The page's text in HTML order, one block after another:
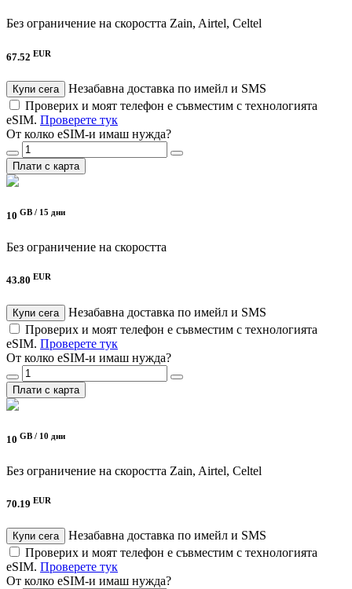
Без ограничение на скоростта Zain, Airtel, Celtel
67.52 EUR
Купи сега
Незабавна доставка по имейл и SMS
Проверих и моят телефон е съвместим с технологията
eSIM. Проверете тук
От колко eSIM-и имаш нужда?
Плати с карта
10 GB / 15 дни
Без ограничение на скоростта
43.80 EUR
Купи сега
Незабавна доставка по имейл и SMS
Проверих и моят телефон е съвместим с технологията
eSIM. Проверете тук
От колко eSIM-и имаш нужда?
Плати с карта
10 GB / 10 дни
Без ограничение на скоростта Zain, Airtel, Celtel
70.19 EUR
Купи сега
Незабавна доставка по имейл и SMS
Проверих и моят телефон е съвместим с технологията
eSIM. Проверете тук
От колко eSIM-и имаш нужда?